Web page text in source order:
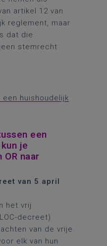
artikel 12 van
reglement, maar
dat die
stemrecht
een huishoudelijk
een
je
naar
van 5 april
het vrij
decreet)
van de vrije
elk van hun